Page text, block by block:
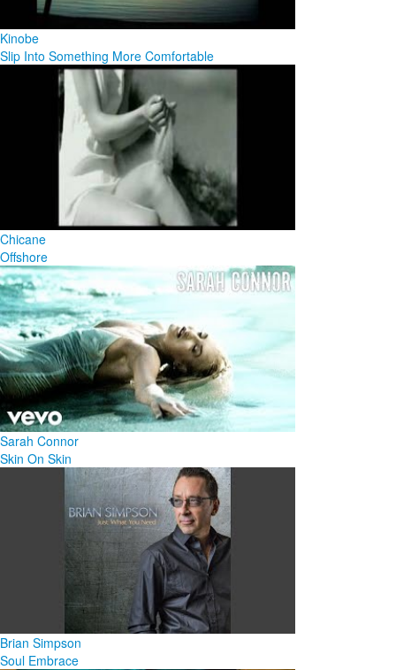
Kinobe
Slip Into Something More Comfortable
Chicane
Offshore
Sarah Connor
Skin On Skin
Brian Simpson
Soul Embrace